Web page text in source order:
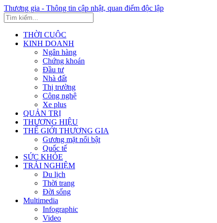
Thương gia - Thông tin cập nhật, quan điểm độc lập
THỜI CUỘC
KINH DOANH
Ngân hàng
Chứng khoán
Đầu tư
Nhà đất
Thị trường
Công nghệ
Xe plus
QUẢN TRỊ
THƯƠNG HIỆU
THẾ GIỚI THƯƠNG GIA
Gương mặt nổi bật
Quốc tế
SỨC KHỎE
TRẢI NGHIỆM
Du lịch
Thời trang
Đời sống
Multimedia
Infographic
Video